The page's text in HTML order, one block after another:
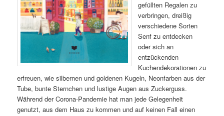
gefüllten Regalen zu
verbringen, dreißig
verschiedene Sorten
Senf zu entdecken
oder sich an
entzückenden
Kuchendekorationen zu
erfreuen, wie silbernen und goldenen Kugeln, Neonfarben aus der
Tube, bunte Sternchen und lustige Augen aus Zuckerguss.
Während der Corona-Pandemie hat man jede Gelegenheit
genutzt, aus dem Haus zu kommen und auf keinen Fall einen